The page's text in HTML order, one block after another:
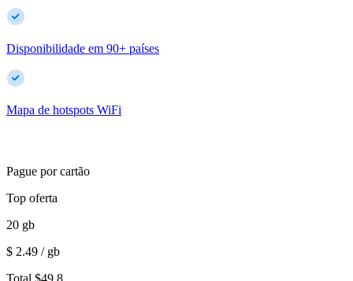
Disponibilidade em 90+ países
Mapa de hotspots WiFi
Pague por cartão
Top oferta
20 gb
$ 2.49 / gb
Total $49.8